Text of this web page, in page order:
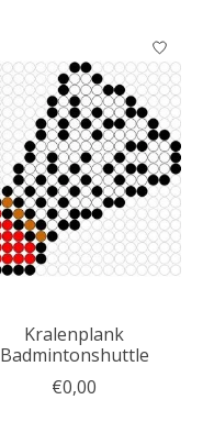
Kralenplank
Badmintonshuttle
€0,00